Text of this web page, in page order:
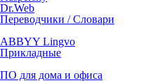
Dr.Web
Переводчики / Словари
ABBYY Lingvo
Прикладные
ПО для дома и офиса